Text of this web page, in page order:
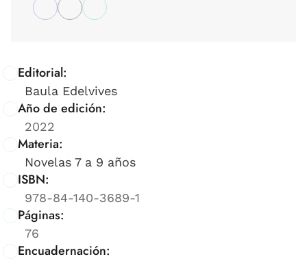
Editorial:
Baula Edelvives
Año de edición:
2022
Materia:
Novelas 7 a 9 años
ISBN:
978-84-140-3689-1
Páginas:
76
Encuadernación: